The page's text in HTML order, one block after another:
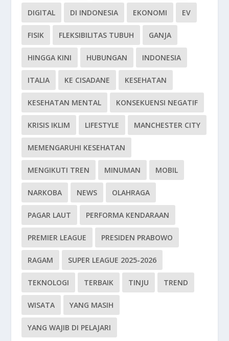
DIGITAL DI INDONESIA EKONOMI EV
FISIK FLEKSIBILITAS TUBUH GANJA
HINGGA KINI HUBUNGAN INDONESIA
ITALIA KE CISADANE KESEHATAN
KESEHATAN MENTAL KONSEKUENSI NEGATIF
KRISIS IKLIM LIFESTYLE MANCHESTER CITY
MEMENGARUHI KESEHATAN
MENGIKUTI TREN MINUMAN MOBIL
NARKOBA NEWS OLAHRAGA
PAGAR LAUT PERFORMA KENDARAAN
PREMIER LEAGUE PRESIDEN PRABOWO
RAGAM SUPER LEAGUE 2025-2026
TEKNOLOGI TERBAIK TINJU TREND
WISATA YANG MASIH
YANG WAJIB DI PELAJARI